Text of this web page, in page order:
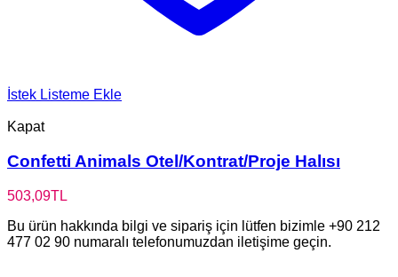
İstek Listeme Ekle
Kapat
Confetti Animals Otel/Kontrat/Proje Halısı
503,09TL
Bu ürün hakkında bilgi ve sipariş için lütfen bizimle +90 212
477 02 90 numaralı telefonumuzdan iletişime geçin.